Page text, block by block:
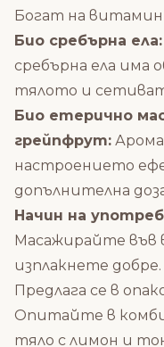
Богат на витамин
Био сребърна ела:
сребърна ела има
тялото и
Био етерично
грейпфрут:
настроението
допълнителна
Начин на
Масажирайте във
изплакнете добре.
Предлага се в
Опитайте в
тяло с лимон и